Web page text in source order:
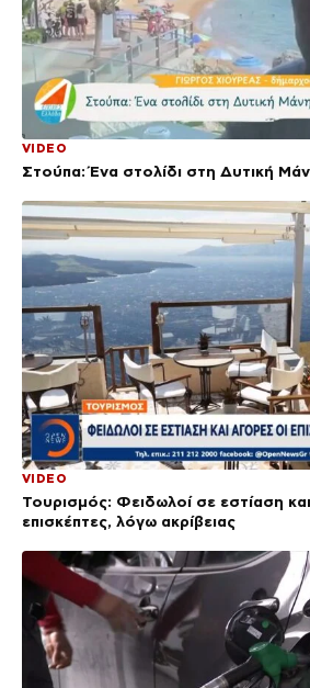
VIDEO
Στούπα: Ένα στολίδι στη Δυτική
VIDEO
Τουρισμός: Φειδωλοί σε εστίαση
επισκέπτες, λόγω ακρίβειας